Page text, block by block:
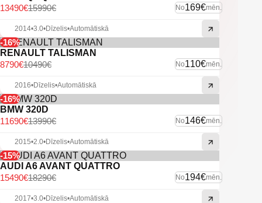
No169€mēn.
15990€
13490€
2014•3.0•Dīzelis•Automātiskā
-16%
RENAULT TALISMAN
No110€mēn.
10490€
8790€
2016•Dīzelis•Automātiskā
-16%
BMW 320D
No146€mēn.
13990€
11690€
2015•2.0•Dīzelis•Automātiskā
-15%
AUDI A6 AVANT QUATTRO
No194€mēn.
18290€
15490€
2017•3.0•Dīzelis•Automātiskā